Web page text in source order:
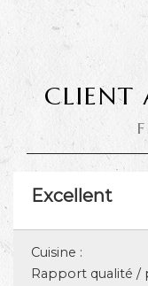
CLIENT
Excellent
Cuisine :
Rapport qualité /